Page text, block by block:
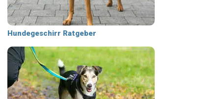
Hundegeschirr Ratgeber